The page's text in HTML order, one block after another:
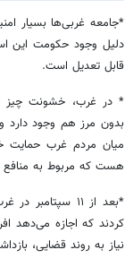
*جامعه غربی‌ها بسیار
دلیل وجود حکومت این
قابل تعدیل است.
* در غرب، خشونت چیز
بدون مرز هم وجود
میان مردم غرب حمایت
هست که مربوط به
*بعد از ۱۱
کردند که اجازه می‌دهد
نیاز به روند قضایی،